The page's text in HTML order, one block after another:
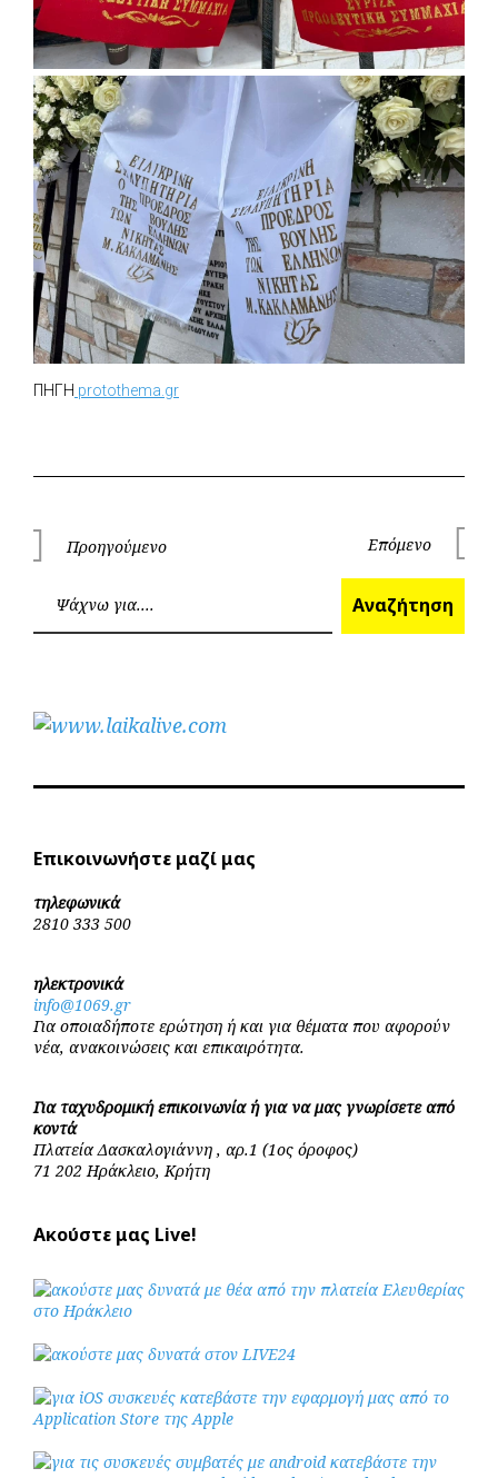
ΠΗΓΗ protothema.gr
Πλοήγηση
άρθρων
Προηγούμενο Επόμενο
Αναζήτηση
Επικοινωνήστε μαζί μας
τηλεφωνικά
2810 333 500
ηλεκτρονικά
info@1069.gr
Για οποιαδήποτε ερώτηση ή και για θέματα που αφορούν
νέα, ανακοινώσεις και επικαιρότητα.
Για ταχυδρομική επικοινωνία ή για να μας γνωρίσετε από
κοντά
Πλατεία Δασκαλογιάννη , αρ.1 (1ος όροφος)
71 202 Ηράκλειο, Κρήτη
Ακούστε μας Live!